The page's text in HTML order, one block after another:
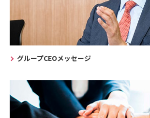
グループCEOメッセージ